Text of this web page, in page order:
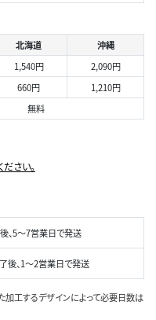
北海道
沖縄
1,540円
2,090円
660円
1,210円
無料
さい。
、5～7営業日で発送
後、1～2営業日で発送
加工するデザインによって必要日数は